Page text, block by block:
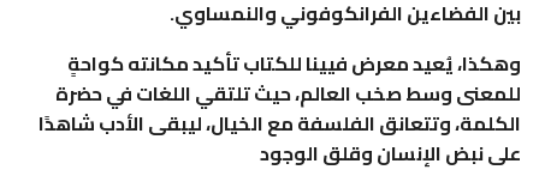
بين الفضاءين الفرانكوفوني والنمساوي.
وهكذا، يُعيد معرض فيينا للكتاب تأكيد مكانته كواحةٍ
للمعنى وسط صخب العالم، حيث تلتقي اللغات في حضرة
الكلمة، وتتعانق الفلسفة مع الخيال، ليبقى الأدب شاهدًا
على نبض الإنسان وقلق الوجود